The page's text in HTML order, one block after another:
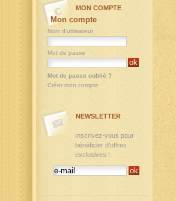
MON COMPTE
Mon compte
Nom d'utilisateur
Mot de passe
Mot de passe oublié ?
Créer mon compte
NEWSLETTER
Inscrivez-vous pour
bénéficier d'offres
exclusives !